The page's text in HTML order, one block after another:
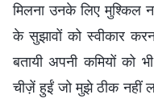
मिलना उनके लिए मुश्किल
के सुझावों को स्वीकार
बतायी अपनी कमियों को
चीज़ें हुईं जो मुझे ठीक नहीं